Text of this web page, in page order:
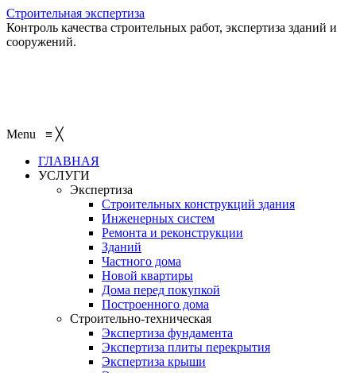
Строительная экспертиза
Контроль качества строительных работ, экспертиза зданий и
сооружений.
Menu ≡ ╳
ГЛАВНАЯ
УСЛУГИ
Экспертиза
Строительных конструкций здания
Инженерных систем
Ремонта и реконструкции
Зданий
Частного дома
Новой квартиры
Дома перед покупкой
Построенного дома
Строительно-техническая
Экспертиза фундамента
Экспертиза плиты перекрытия
Экспертиза крыши